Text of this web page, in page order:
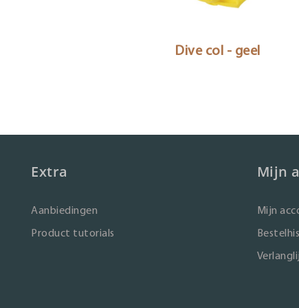
Dive col - geel
Extra
Aanbiedingen
Product tutorials
Mijn
Mijn